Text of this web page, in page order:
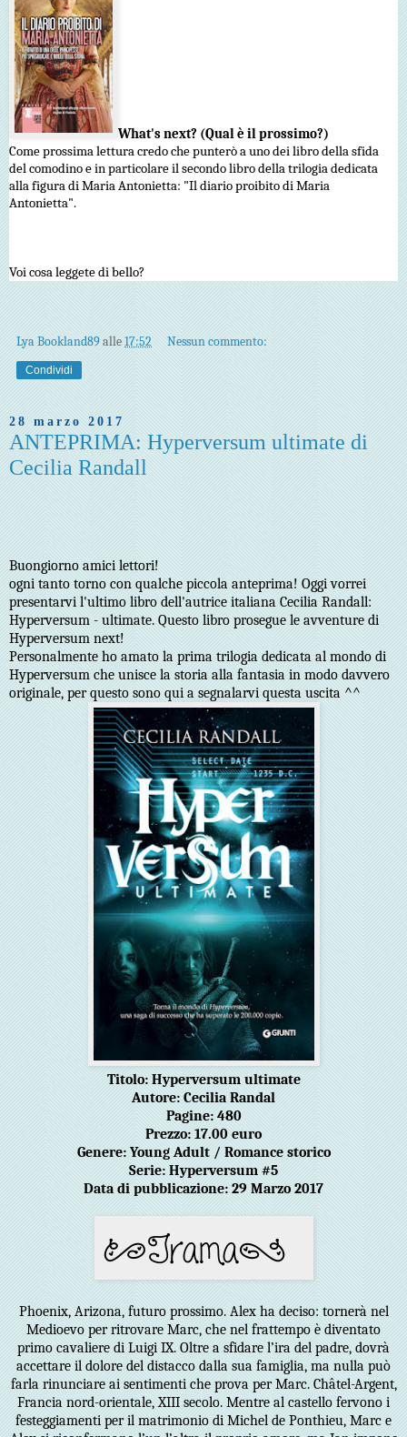
What's next? (Qual è il prossimo?)
Come prossima lettura credo che punterò a uno dei libro della sfida
del comodino e in particolare il secondo libro della trilogia dedicata
alla figura di Maria Antonietta: "Il diario proibito di Maria
Antonietta".
Voi cosa leggete di bello?
Lya Bookland89alle17:52 Nessun commento:
Condividi
28 marzo 2017
ANTEPRIMA: Hyperversum ultimate di
Cecilia Randall
Buongiorno amici lettori!
ogni tanto torno con qualche piccola anteprima! Oggi vorrei
presentarvi l'ultimo libro dell'autrice italiana Cecilia Randall:
Hyperversum - ultimate. Questo libro prosegue le avventure di
Hyperversum next!
Personalmente ho amato la prima trilogia dedicata al mondo di
Hyperversum che unisce la storia alla fantasia in modo davvero
originale, per questo sono qui a segnalarvi questa uscita ^^
Titolo: Hyperversum ultimate
Autore: Cecilia Randal
Pagine: 480
Prezzo: 17.00 euro
Genere: Young Adult / Romance storico
Serie: Hyperversum #5
Data di pubblicazione: 29 Marzo 2017
Phoenix, Arizona, futuro prossimo. Alex ha deciso: tornerà nel
Medioevo per ritrovare Marc, che nel frattempo è diventato
primo cavaliere di Luigi IX. Oltre a sfidare l’ira del padre, dovrà
accettare il dolore del distacco dalla sua famiglia, ma nulla può
farla rinunciare ai sentimenti che prova per Marc. Châtel-Argent,
Francia nord-orientale, XIII secolo. Mentre al castello fervono i
festeggiamenti per il matrimonio di Michel de Ponthieu, Marc e